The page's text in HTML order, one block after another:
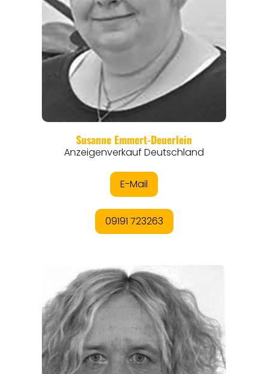
REGIONEN
ORTE
EVENTS
REISEMAGAZINE
THEMEN